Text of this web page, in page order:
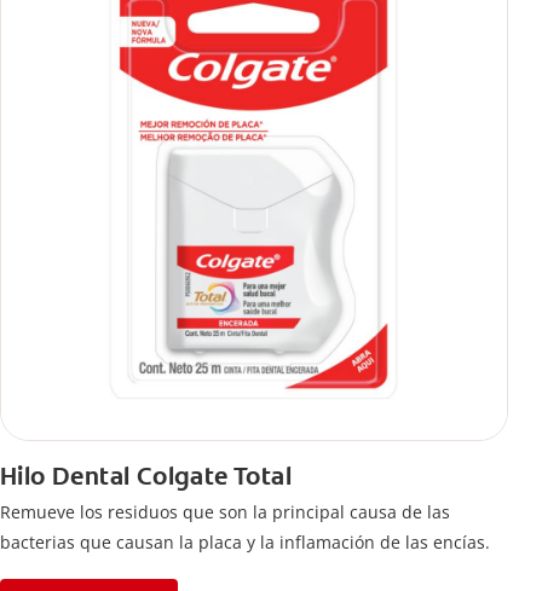
Hilo Dental Colgate Total
Remueve los residuos que son la principal causa de las
bacterias que causan la placa y la inflamación de las encías.